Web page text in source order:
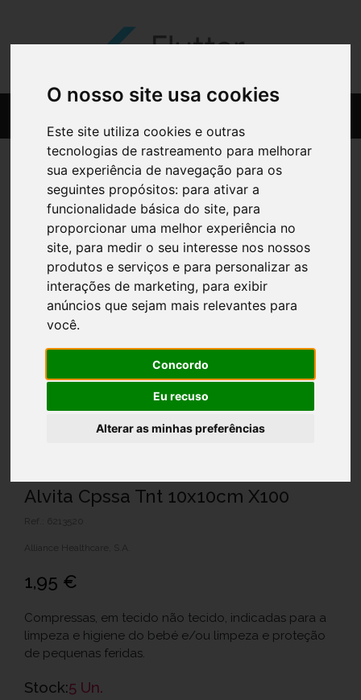
O nosso site usa cookies
Este site utiliza cookies e outras
tecnologias de rastreamento para melhorar
sua experiência de navegação para os
seguintes propósitos: para ativar a
funcionalidade básica do site, para
proporcionar uma melhor experiência no
site, para medir o seu interesse nos nossos
produtos e serviços e para personalizar as
interações de marketing, para exibir
anúncios que sejam mais relevantes para
você.
Concordo
Eu recuso
Alterar as minhas preferências
Alvita Cpssa Tnt 10x10cm X100
Ref.: 6213520
Alliance Healthcare, S.A.
1,95 €
Compressas, em tecido não tecido, indicadas para a
limpeza e higiene do bebé e/ou limpeza e proteção
de pequenas feridas.
Stock:5 Un.